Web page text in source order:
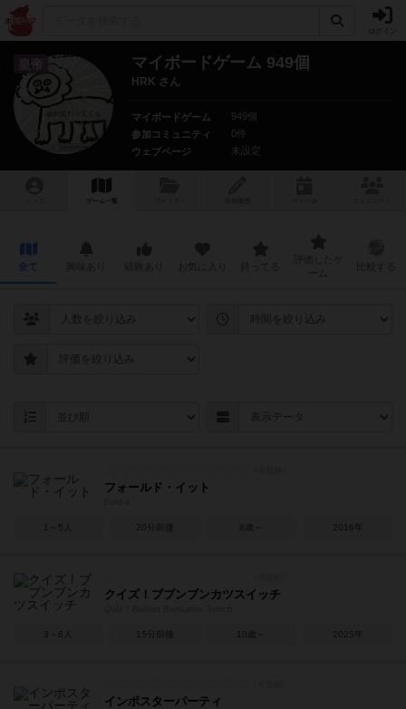
皇帝 マイボードゲーム 949個
HRK さん
マイボードゲーム
949個
参加コミュニティ
0件
ウェブページ
未設定
ゲーム一覧
全て
フォールド・イット
1～5人 20分前後 8歳～ 2016年
クイズ！ブブンブンカツスイッチ
3～8人 15分前後 10歳～ 2025年
インポスターパーティ